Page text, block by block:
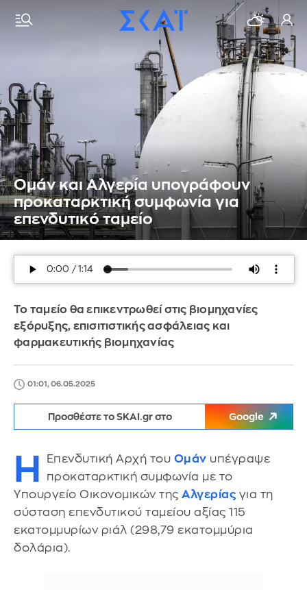
Ομάν και Αλγερία υπογράφουν
προκαταρκτική συμφωνία για
επενδυτικό ταμείο
Το ταμείο θα επικεντρωθεί στις βιομηχανίες
εξόρυξης, επισιτιστικής ασφάλειας και
φαρμακευτικής βιομηχανίας
01:01, 06.05.2025
Προσθέστε το SKAI.gr στο Google
Η Επενδυτική Αρχή του Ομάν υπέγραψε
προκαταρκτική συμφωνία με το
Υπουργείο Οικονομικών της Αλγερίας για τη
σύσταση επενδυτικού ταμείου αξίας 115
εκατομμυρίων ριάλ (298,79 εκατομμύρια
δολάρια).